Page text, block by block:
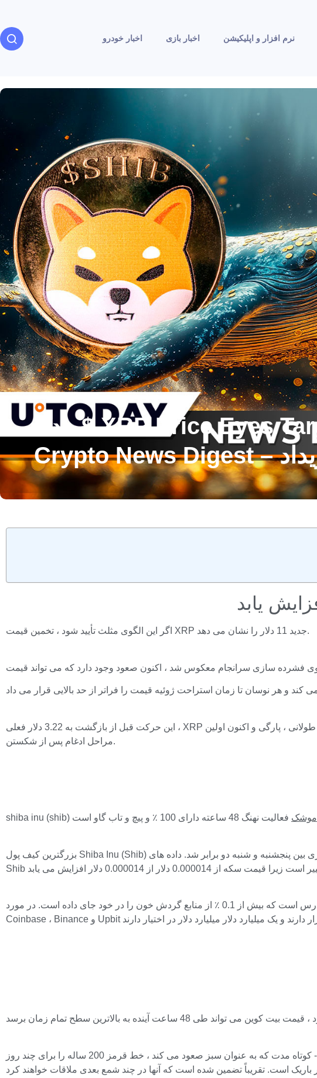
نرم افزار و اپلیکیشن اخبار بازی اخبار خودرو
نزدیک به قیمت بیت کوین صلیب طلایی ، XRP Price Eyes Target 11 $ هدف
اگر این الگوی مثلث تأیید شود ، تخمین قیمت XRP جدید 11 دلار را نشان می دهد.
این حرکت قبل از بازگشت به 3.22 دلار فعلی ، XRP را به 3.38 دلار افزایش داد ، که به نظر می رسد مکث وارونگی است. ساختار بسیار ساده است: یک مرحله فشرده سازی طولانی ، پارگی و اکنون اولین
مراحل ادغام پس از شکستن.
shiba inu (shib) موشک
بزرگترین کیف پول Shiba Inu (Shib) مهمترین حرکات خود را در روزها انجام داد و خروج از مبادلات بزرگ مرکزی بین پنجشنبه و شنبه دو برابر شد. داده های Intotheboblock نشان می دهد که 183.03 میلیارد
روی کاغذ ، “دارندگان بزرگ” به معنای هر آدرس است که بیش از 0.1 ٪ از منابع گردش خون را در خود جای داده است. در مورد Shib ، این “نهنگ” فردی و برخی از بزرگترین بورس اوراق بهادار در صنعت.
نمودار 4 ساعت بیت کوین در حال انجام یک تغییر فنی است که به طور مکرر اتفاق نمی افتد. میانگین متحرک کوتاه مدت 23- کوتاه مدت که به عنوان سبز صعود می کند ، خط قرمز 200 ساله را برای چند روز